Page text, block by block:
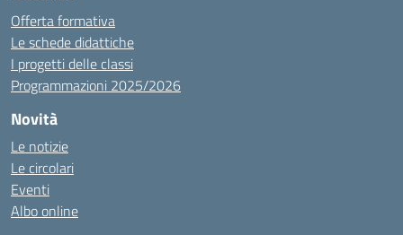
Offerta formativa
Le schede didattiche
I progetti delle classi
Programmazioni 2025/2026
Novità
Le notizie
Le circolari
Eventi
Albo online